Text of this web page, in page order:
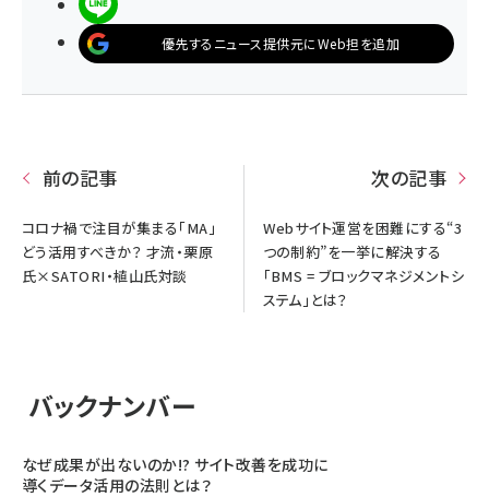
優先するニュース提供元にWeb担を追加
前の記事
コロナ禍で注目が集まる「MA」
どう活用すべきか？ 才流・栗原
氏×SATORI・植山氏対談
次の記事
Webサイト運営を困難にする“3
つの制約”を一挙に解決する
「BMS = ブロックマネジメントシ
ステム」とは？
バックナンバー
なぜ成果が出ないのか!? サイト改善を成功に
導くデータ活用の法則とは？